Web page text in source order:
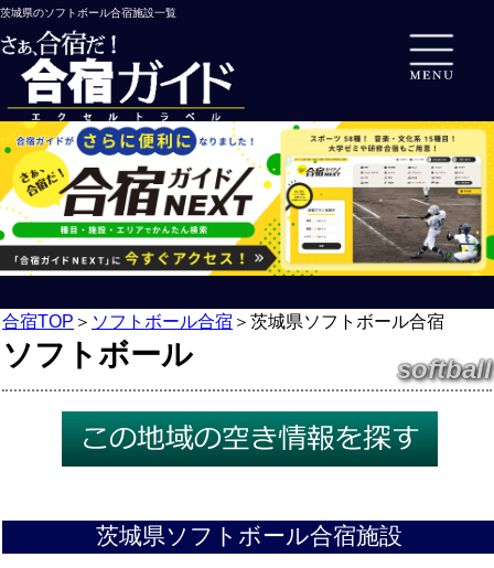
茨城県のソフトボール合宿施設一覧
合宿TOP ＞ ソフトボール合宿 ＞ 茨城県ソフトボール合宿
ソフトボール softball
茨城県ソフトボール合宿施設